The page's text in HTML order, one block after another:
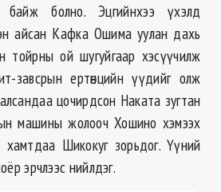
болно. Эцгийнхээ үхэлд
айсан Кафка Ошима уулан дахь
тойрны ой шугуйгаар хэсүүчилж
завсрын ертөнцийн үүдийг олж
цочирдсон Наката зугтан
машины жолооч Хошино хэмээх
хамтдаа Шикокуг зорьдог. Үүний
эрчлээс нийлдэг.